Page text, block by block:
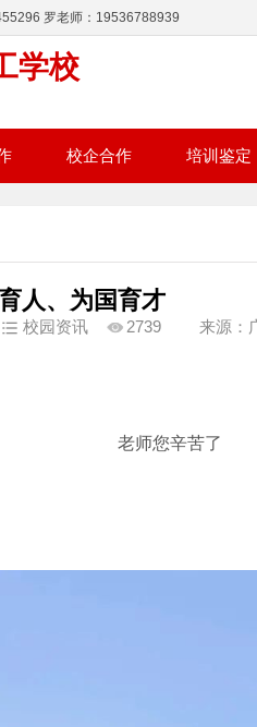
罗老师：19536788939
学校
校企合作 培训鉴定
人、为国育才
校园资讯 2739 来源：
老师您辛苦了